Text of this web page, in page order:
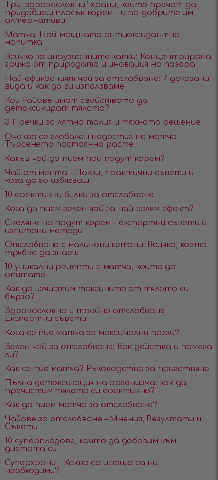
Три „здравословни“ храни, които пречат да
придобиеш плосък корем – и по-добрите им
алтернативи
Матча: Най-мощната антиоксидантна
напитка
Всичко за инфузионните капки: Концентрирана
грижа от природата и иновация на пазара
Най-ефикасният чай за отслабване: 7 доказани
вида и как да ги използваме
Кои чайове имат свойството да
детоксикират тялото?
3 Пречки за лятна талия и тяхното решение
Очаква се глобален недостиг на матча –
Търсенето постоянно расте
Какъв чай да пием при подут корем?
Чай от мента – Ползи, практични съвети и
кога да го избягваш
10 ефективни билки за отслабване
Кога да пием зелен чай за най-голям ефект?
Сваляне на подут корем – експертни съвети и
изпитани методи
Отслабване с малинови кетони: Всичко, което
трябва да знаеш
10 уникални рецепти с матча, които да
опитате
Как да изчистим токсините от тялото си
бързо?
Здравословно и трайно отслабване -
Експертни съвети
Кога се пие матча за максимални ползи?
Зелен чай за отслабване: Как действа и помага
ли?
Как се пие матча? Ръководство за приготвяне
Пълна детоксикация на организма: как да
пречистим тялото си ефективно?
Как да пием матча за отслабване?
Чайове за отслабване – Мнения, Резултати и
Съвети
10 суперплодове, които да добавим към
диетата си
Суперхрани - Какво са и защо са ни
необходими?